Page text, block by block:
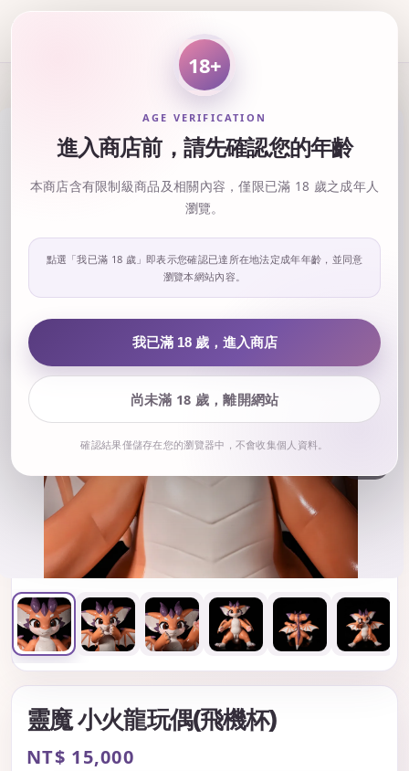
18+
AGE VERIFICATION
進入商店前，請先確認您的年齡
本商店含有限制級商品及相關內容，僅限已滿 18 歲之成年人
瀏覽。
點選「我已滿 18 歲」即表示您確認已達所在地法定成年年齡，並同意
瀏覽本網站內容。
我已滿 18 歲，進入商店
尚未滿 18 歲，離開網站
確認結果僅儲存在您的瀏覽器中，不會收集個人資料。
‹
靈魔 小火龍玩偶(飛機杯)
Regular
NT$ 15,000